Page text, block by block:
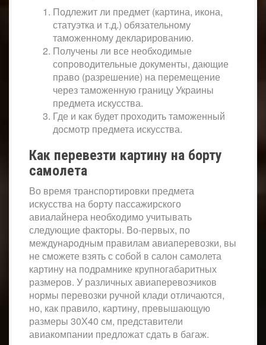
Подлежит ли предмет (картина, икона,
статуэтка и т.д.) обязательному
таможенному декларированию.
Получены ли все необходимые
сопроводительные документы, дающие
право (разрешение) на перемещение
через таможенную границу Украины
предмета искусства.
Где и как будет проходить таможенный
досмотр предмета искусства.
Как перевезти картину на борту
самолета
Во время транспортировки предмета
искусства на борту пассажирского
авиалайнера необходимо учитывать
следующие факторы. Во-первых, по
международным правилам авиаперевозки, вы
не сможете взять с собой в салон самолета
картину на подрамнике крупногабаритных
размеров. У различных авиаперевозчиков
нормы перевозки ручной клади отличаются,
но, как правило, картину, превышающую
размеры 30Х40 см, представители
авиакомпании предложат сдать в багаж.